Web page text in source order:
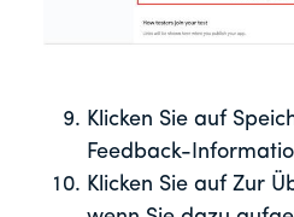
Klicken Sie auf
Feedback-
Klicken Sie auf Zur